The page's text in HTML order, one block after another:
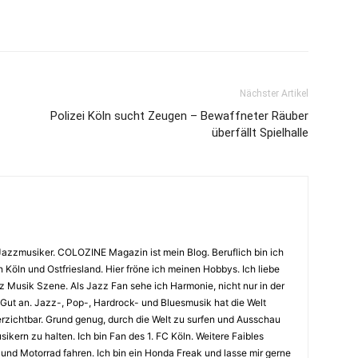
Nächster Artikel
Polizei Köln sucht Zeugen – Bewaffneter Räuber
überfällt Spielhalle
COLOZINE Magazin ist mein Blog. Beruflich bin ich
Köln und Ostfriesland. Hier fröne ich meinen Hobbys. Ich liebe
Musik Szene. Als Jazz Fan sehe ich Harmonie, nicht nur in der
an. Jazz-, Pop-, Hardrock- und Bluesmusik hat die Welt
Grund genug, durch die Welt zu surfen und Ausschau
zu halten. Ich bin Fan des 1. FC Köln. Weitere Faibles
Motorrad fahren. Ich bin ein Honda Freak und lasse mir gerne